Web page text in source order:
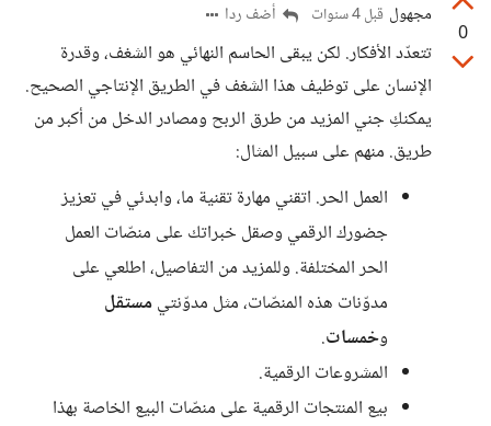
0
مجهول قبل 4 سنوات أضف ردا
تتعدّد الأفكار. لكن يبقى الحاسم النهائي هو الشغف، وقدرة
الإنسان على توظيف هذا الشغف في الطريق الإنتاجي الصحيح.
يمكنكِ جني المزيد من طرق الربح ومصادر الدخل من أكبر من
طريق. منهم على سبيل المثال:
العمل الحر. اتقني مهارة تقنية ما، وابدئي في تعزيز
جضورك الرقمي وصقل خبراتك على منصّات العمل
الحر المختلفة. وللمزيد من التفاصيل، اطلعي على
مدوّنات هذه المنصّات، مثل مدوّنتيمستقل
وخمسات.
المشروعات الرقمية.
بيع المنتجات الرقمية على منصّات البيع الخاصة بهذا